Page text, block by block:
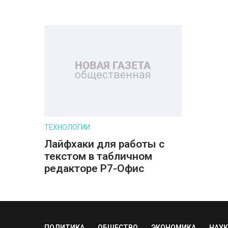
ТЕХНОЛОГИИ
Лайфхаки для работы с
текстом в табличном
редакторе Р7-Офис